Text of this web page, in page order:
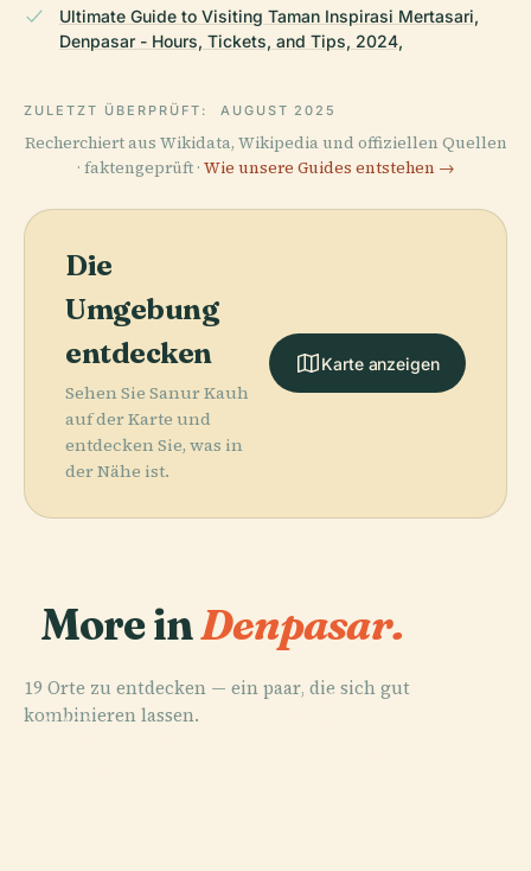
Ultimate Guide to Visiting Taman Inspirasi Mertasari,
Denpasar - Hours, Tickets, and Tips, 2024,
ZULETZT ÜBERPRÜFT: AUGUST 2025
Recherchiert aus Wikidata, Wikipedia und offiziellen Quellen
· faktengeprüft · Wie unsere Guides entstehen →
Die
Umgebung
entdecken
Sehen Sie Sanur Kauh
auf der Karte und
entdecken Sie, was in
der Nähe ist.
Karte anzeigen
More inDenpasar.
19 Orte zu entdecken — ein paar, die sich gut
kombinieren lassen.
PLACE
PLACE
PLACE